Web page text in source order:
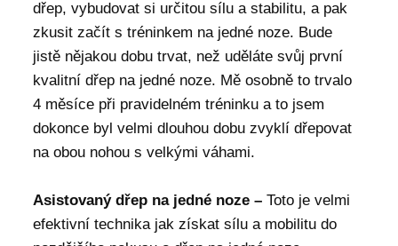
dřep, vybudovat si určitou sílu a stabilitu, a pak
zkusit začít s tréninkem na jedné noze. Bude
jistě nějakou dobu trvat, než uděláte svůj první
kvalitní dřep na jedné noze. Mě osobně to trvalo
4 měsíce při pravidelném tréninku a to jsem
dokonce byl velmi dlouhou dobu zvyklí dřepovat
na obou nohou s velkými váhami.
Asistovaný dřep na jedné noze – Toto je velmi
efektivní technika jak získat sílu a mobilitu do